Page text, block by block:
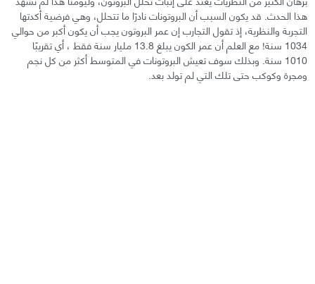
هذا الحدث. قد يكون السبب أن البروتونات نادرًا ما تتحلل، وهي فرضية أكدتها
التجربة والنظرية، إذ تقول التجارب إن عمر البروتون يجب أن يكون أكبر من حوالي
1034 سنة! مع العلم أن عمر الكون يبلغ 13.8 مليار سنة فقط ، أي تقريبًا
1010 سنة. وبذلك سوف تعيش البروتونات في المتوسط أكثر من كل نجم
ومجرة وكوكب حتى تلك التي لم تولد بعد.